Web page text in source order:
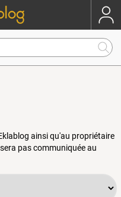
ainsi qu'au propriétaire
pas communiquée au